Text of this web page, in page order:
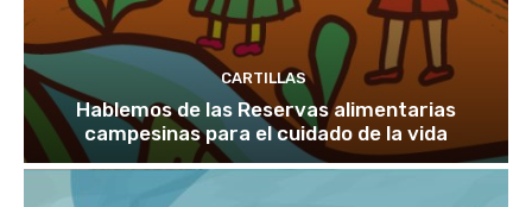
CARTILLAS
Hablemos de las Reservas alimentarias
campesinas para el cuidado de la vida